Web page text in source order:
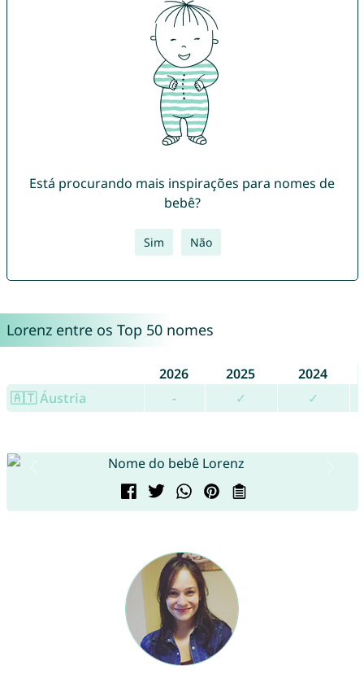
Está procurando mais inspirações para nomes de
bebê?
Sim Não
Lorenz entre os Top 50 nomes
2026 2025
2024
🇦🇹 Áustria
- ✓ ✓